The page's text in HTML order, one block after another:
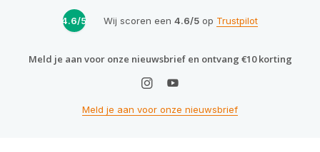
4.6/5 Wij scoren een 4.6/5op Trustpilot
Meld je aan voor onze nieuwsbrief en ontvang €10 korting
Meld je aan voor onze nieuwsbrief